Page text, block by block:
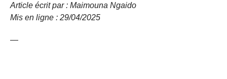
Article écrit par : Maimouna Ngaido
Mis en ligne : 29/04/2025
—